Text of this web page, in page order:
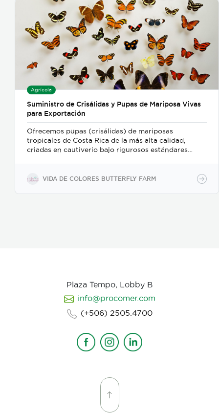
Agrícola
Suministro de Crisálidas y Pupas de Mariposa Vivas
para Exportación
Ofrecemos pupas (crisálidas) de mariposas
tropicales de Costa Rica de la más alta calidad,
criadas en cautiverio bajo rigurosos estándares
de eclosión (emergencia), ofreciendo un producto
mariposarios y jardines botánicos internacionales.
VIDA DE COLORES BUTTERFLY FARM
Plaza Tempo, Lobby B
info@procomer.com
(+506) 2505.4700